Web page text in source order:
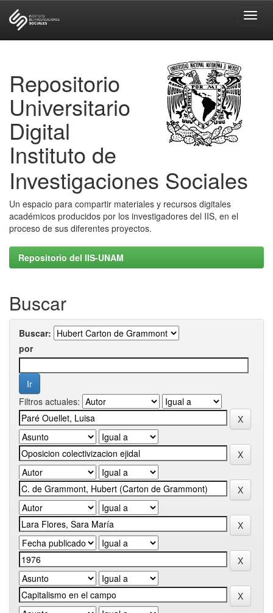
Repositorio
Universitario
Digital
Instituto de
Investigaciones Sociales
Un espacio para compartir materiales y recursos digitales
académicos producidos por los investigadores del IIS, en el
proceso de sus diferentes proyectos.
Repositorio del IIS-UNAM
Buscar
Buscar:
por
Filtros actuales: